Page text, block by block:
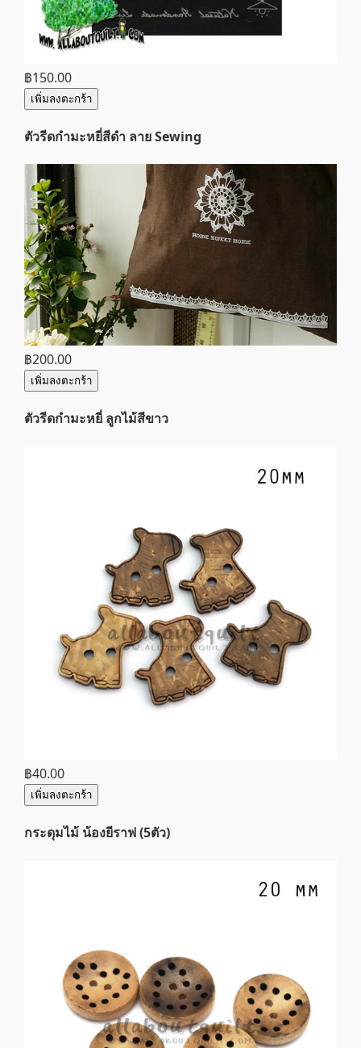
฿150.00
เพิ่มลงตะกร้า
ตัวรีดกำมะหยี่สีดำ ลาย Sewing
฿200.00
เพิ่มลงตะกร้า
ตัวรีดกำมะหยี่ ลูกไม้สีขาว
฿40.00
เพิ่มลงตะกร้า
กระดุมไม้ น้องยีราฟ (5ตัว)